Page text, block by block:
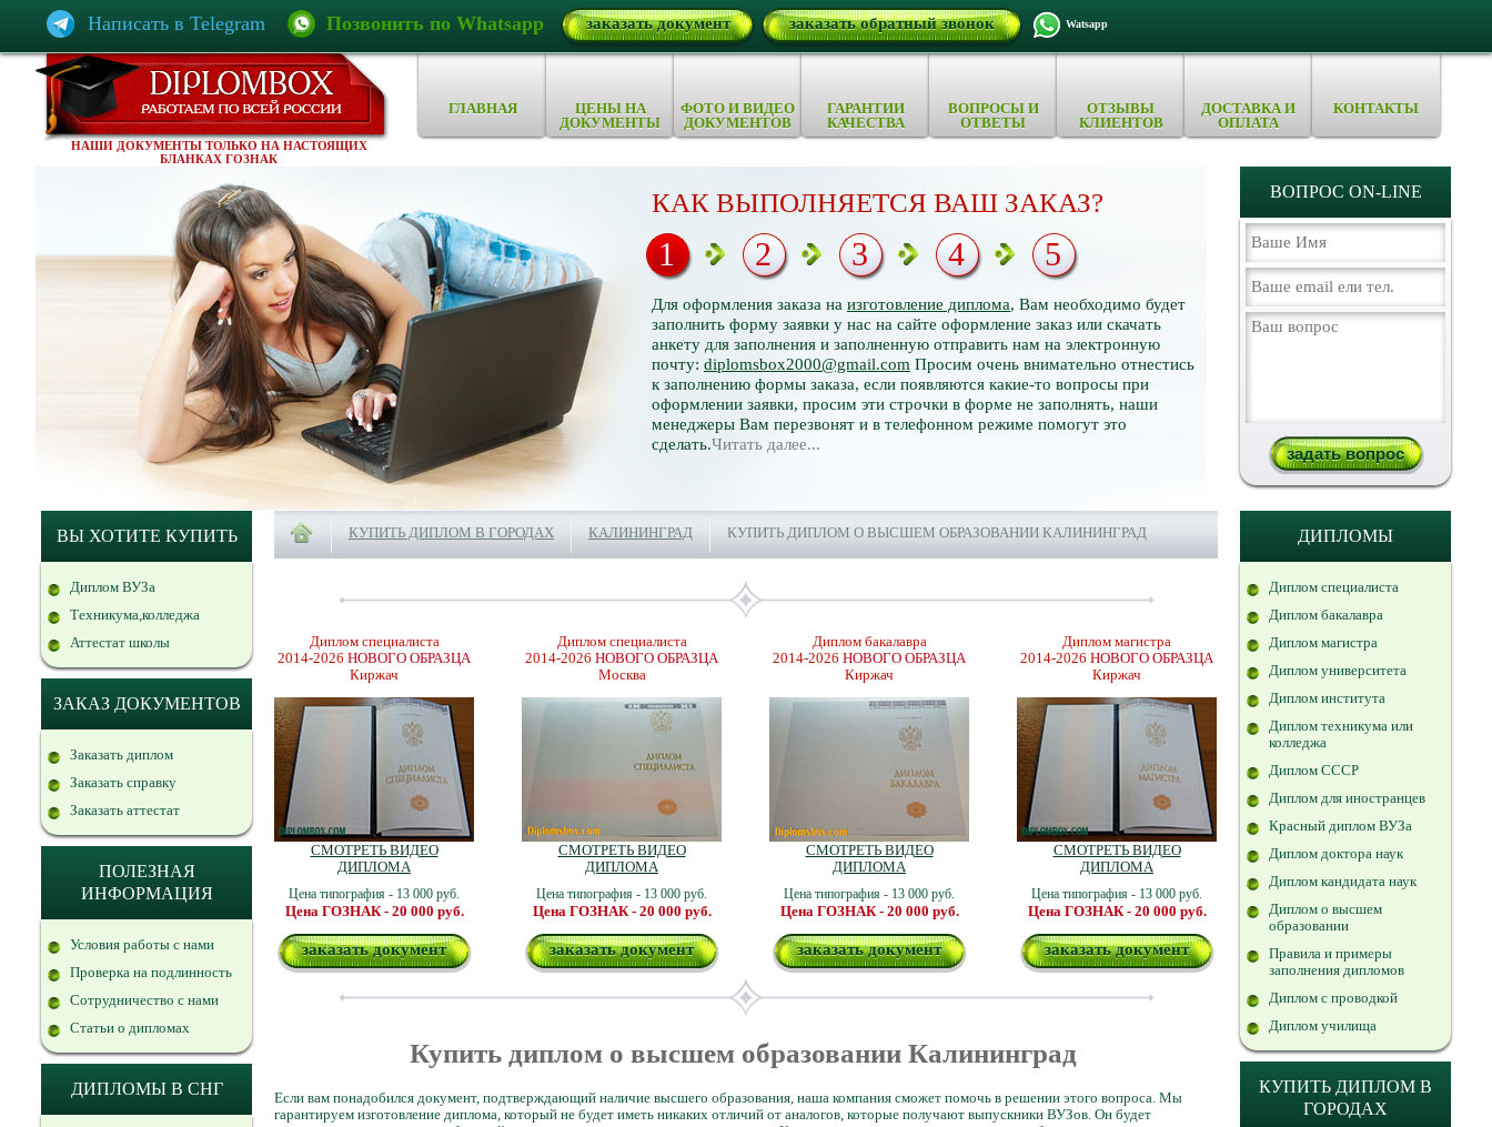
Написать в Telegram Позвонить по Whatsapp заказать документ заказать обратный звонок Watsapp
НАШИ ДОКУМЕНТЫ ТОЛЬКО НА НАСТОЯЩИХ
БЛАНКАХ ГОЗНАК
ГЛАВНАЯ
ЦЕНЫ НА
ДОКУМЕНТЫ
ФОТО И ВИДЕО
ДОКУМЕНТОВ
ГАРАНТИИ
КАЧЕСТВА
ВОПРОСЫ И
ОТВЕТЫ
ОТЗЫВЫ
КЛИЕНТОВ
ДОСТАВКА И
ОПЛАТА
КОНТАКТЫ
КАК ВЫПОЛНЯЕТСЯ ВАШ ЗАКАЗ?
Для оформления заказа на изготовление диплома, Вам необходимо будет
заполнить форму заявки у нас на сайте оформление заказ или скачать
анкету для заполнения и заполненную отправить нам на электронную
почту: diplomsbox2000@gmail.com Просим очень внимательно отнестись
к заполнению формы заказа, если появляются какие-то вопросы при
оформлении заявки, просим эти строчки в форме не заполнять, наши
менеджеры Вам перезвонят и в телефонном режиме помогут это
сделать.Читать далее...
1 2 3 4 5
ВОПРОС ON-LINE
ВЫ ХОТИТЕ КУПИТЬ
Диплом ВУЗа
Техникума,колледжа
Аттестат школы
ЗАКАЗ ДОКУМЕНТОВ
Заказать диплом
Заказать справку
Заказать аттестат
ПОЛЕЗНАЯ
ИНФОРМАЦИЯ
Условия работы с нами
Проверка на подлинность
Сотрудничество с нами
Статьи о дипломах
ДИПЛОМЫ В СНГ
КУПИТЬ ДИПЛОМ В ГОРОДАХ КАЛИНИНГРАД КУПИТЬ ДИПЛОМ О ВЫСШЕМ ОБРАЗОВАНИИ КАЛИНИНГРАД
Диплом специалиста
2014-2026 НОВОГО ОБРАЗЦА
Киржач
СМОТРЕТЬ ВИДЕО
ДИПЛОМА
Цена типография - 13 000 руб.
Цена ГОЗНАК - 20 000 руб.
заказать документ
Диплом специалиста
2014-2026 НОВОГО ОБРАЗЦА
Москва
СМОТРЕТЬ ВИДЕО
ДИПЛОМА
Цена типография - 13 000 руб.
Цена ГОЗНАК - 20 000 руб.
заказать документ
Диплом бакалавра
2014-2026 НОВОГО ОБРАЗЦА
Киржач
СМОТРЕТЬ ВИДЕО
ДИПЛОМА
Цена типография - 13 000 руб.
Цена ГОЗНАК - 20 000 руб.
заказать документ
Диплом магистра
2014-2026 НОВОГО ОБРАЗЦА
Киржач
СМОТРЕТЬ ВИДЕО
ДИПЛОМА
Цена типография - 13 000 руб.
Цена ГОЗНАК - 20 000 руб.
заказать документ
Купить диплом о высшем образовании Калининград
Если вам понадобился документ, подтверждающий наличие высшего образования, наша компания сможет помочь в решении этого вопроса. Мы
гарантируем изготовление диплома, который не будет иметь никаких отличий от аналогов, которые получают выпускники ВУЗов. Он будет
ДИПЛОМЫ
Диплом специалиста
Диплом бакалавра
Диплом магистра
Диплом университета
Диплом института
Диплом техникума или
колледжа
Диплом СССР
Диплом для иностранцев
Красный диплом ВУЗа
Диплом доктора наук
Диплом кандидата наук
Диплом о высшем
образовании
Правила и примеры
заполнения дипломов
Диплом с проводкой
Диплом училища
КУПИТЬ ДИПЛОМ В
ГОРОДАХ